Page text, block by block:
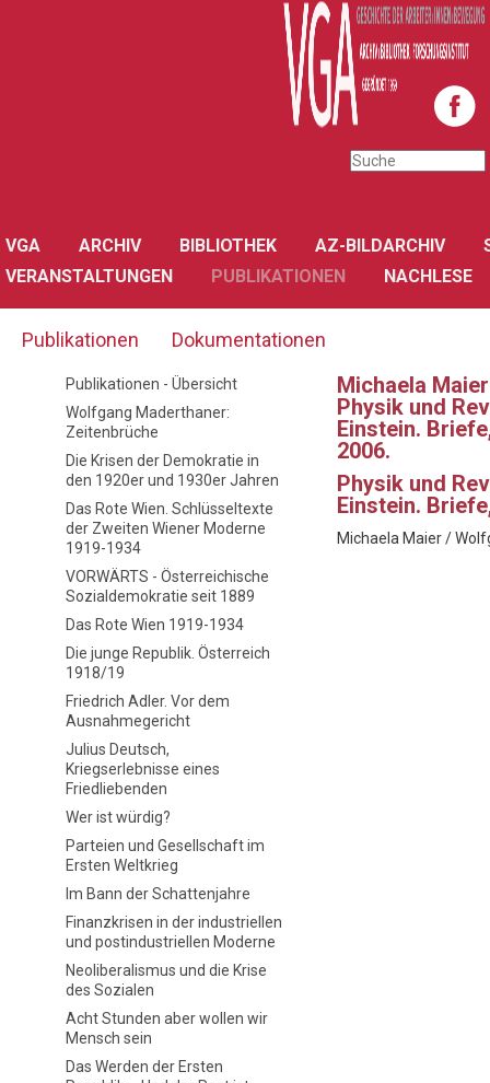
VGA ARCHIV BIBLIOTHEK AZ-BILDARCHIV
VERANSTALTUNGEN
PUBLIKATIONEN NACHLESE
Publikationen Dokumentationen
Publikationen - Übersicht
Wolfgang Maderthaner:
Zeitenbrüche
Die Krisen der Demokratie in
den 1920er und 1930er Jahren
Das Rote Wien. Schlüsseltexte
der Zweiten Wiener Moderne
1919-1934
VORWÄRTS - Österreichische
Sozialdemokratie seit 1889
Das Rote Wien 1919-1934
Die junge Republik. Österreich
1918/19
Friedrich Adler. Vor dem
Ausnahmegericht
Julius Deutsch,
Kriegserlebnisse eines
Friedliebenden
Wer ist würdig?
Parteien und Gesellschaft im
Ersten Weltkrieg
Im Bann der Schattenjahre
Finanzkrisen in der industriellen
und postindustriellen Moderne
Neoliberalismus und die Krise
des Sozialen
Acht Stunden aber wollen wir
Mensch sein
Das Werden der Ersten
Michaela
Physik und
Einstein.
2006.
Physik und
Einstein.
Michaela Maier /